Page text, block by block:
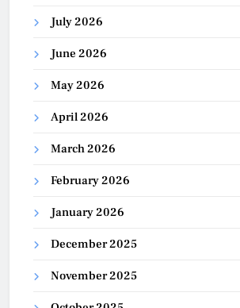
July 2026
June 2026
May 2026
April 2026
March 2026
February 2026
January 2026
December 2025
November 2025